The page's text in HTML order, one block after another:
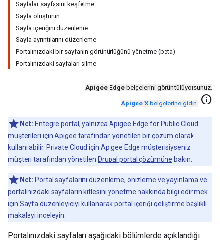
Sayfalar sayfasını keşfetme
Sayfa oluşturun
Sayfa içeriğini düzenleme
Sayfa ayrıntılarını düzenleme
Portalınızdaki bir sayfanın görünürlüğünü yönetme (beta)
Portalınızdaki sayfaları silme
Apigee Edge belgelerini görüntülüyorsunuz.
Apigee X belgelerine gidin. info
Not: Entegre portal, yalnızca Apigee Edge for Public Cloud
müşterileri için Apigee tarafından yönetilen bir çözüm olarak
kullanılabilir. Private Cloud için Apigee Edge müşterisiyseniz
müşteri tarafından yönetilen Drupal portal çözümüne bakın.
Not: Portal sayfalarını düzenleme, önizleme ve yayınlama ve
portalınızdaki sayfaların kitlesini yönetme hakkında bilgi edinmek
için Sayfa düzenleyiciyi kullanarak portal içeriği geliştirme başlıklı
makaleyi inceleyin.
Portalınızdaki sayfaları aşağıdaki bölümlerde açıklandığı